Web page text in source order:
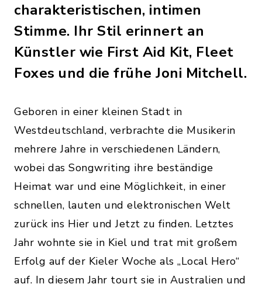
charakteristischen, intimen
Stimme. Ihr Stil erinnert an
Künstler wie First Aid Kit, Fleet
Foxes und die frühe Joni Mitchell.
Geboren in einer kleinen Stadt in
Westdeutschland, verbrachte die Musikerin
mehrere Jahre in verschiedenen Ländern,
wobei das Songwriting ihre beständige
Heimat war und eine Möglichkeit, in einer
schnellen, lauten und elektronischen Welt
zurück ins Hier und Jetzt zu finden. Letztes
Jahr wohnte sie in Kiel und trat mit großem
Erfolg auf der Kieler Woche als „Local Hero“
auf. In diesem Jahr tourt sie in Australien und